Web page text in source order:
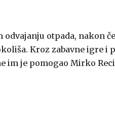
otpada, nakon
Kroz zabavne igre i
im je pomogao Mirko